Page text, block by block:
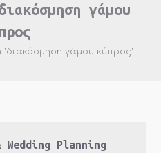
γάμου
"διακόσμηση γάμου κύπρος"
Wedding Planning